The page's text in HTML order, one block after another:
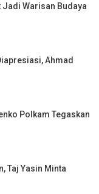
Jadi Warisan Budaya
Ahmad
Polkam Tegaskan
Taj Yasin Minta